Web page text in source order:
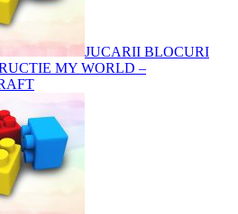
JUCARII BLOCURI
MY WORLD –